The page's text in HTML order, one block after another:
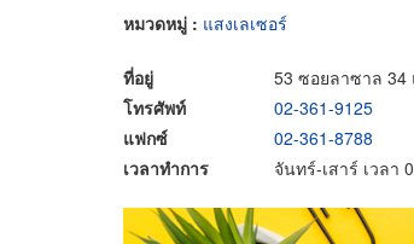
หมวดหมู่ : แสงเลเซอร์
ที่อยู่
53 ซอยลาซาล 34
โทรศัพท์
02-361-9125
แฟกซ์
02-361-8788
เวลาทำการ
จันทร์-เสาร์ เวลา